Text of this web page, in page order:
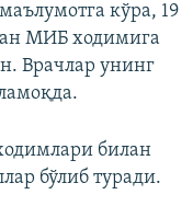
кўра, 19
МИБ ходимига
Врачлар унинг
билан
бўлиб туради.